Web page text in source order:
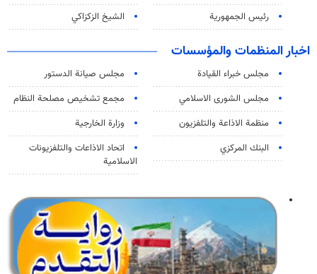
رئيس الجمهورية
الشيخ الزكزاكي
اخبار المنظمات والمؤسسات
مجلس خبراء القيادة
مجلس صيانة الدستور
مجلس الشورى الاسلامي
مجمع تشخيص مصلحة النظام
منظمة الاذاعة والتلفزیون
وزارة الخارجية
البنك المركزي
اتحاد الاذاعات والتلفزيونات
الاسلامية